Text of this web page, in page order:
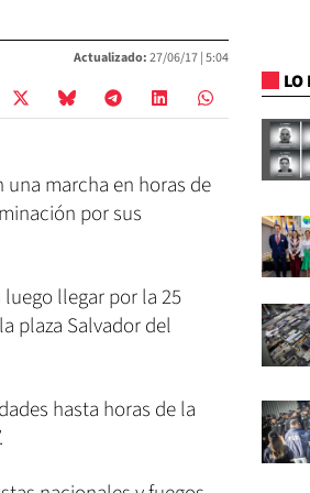
Actualizado:27/06/17 |5:04
marcha en horas de
por sus
llegar por la 25
plaza Salvador del
hasta horas de la
LO